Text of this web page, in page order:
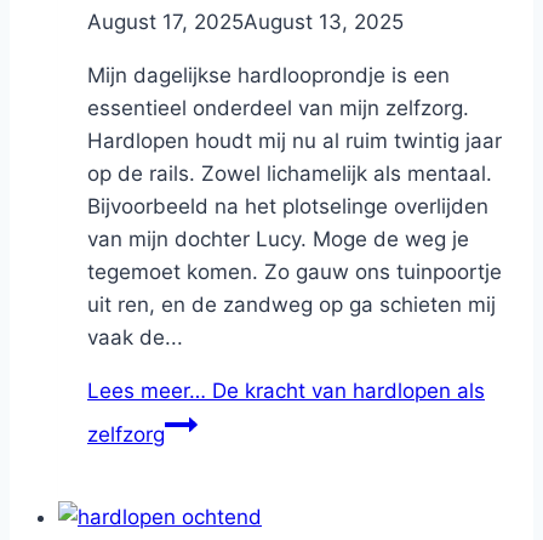
ByNicole
August 17, 2025August 13, 2025
Mijn dagelijkse hardlooprondje is een
essentieel onderdeel van mijn zelfzorg.
Hardlopen houdt mij nu al ruim twintig jaar
op de rails. Zowel lichamelijk als mentaal.
Bijvoorbeeld na het plotselinge overlijden
van mijn dochter Lucy. Moge de weg je
tegemoet komen. Zo gauw ons tuinpoortje
uit ren, en de zandweg op ga schieten mij
vaak de...
Lees meer… De kracht van hardlopen als
zelfzorg